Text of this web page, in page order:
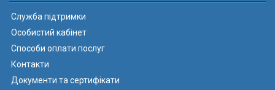
Служба підтримки
Особистий кабінет
Способи оплати послуг
Контакти
Документи та сертифікати